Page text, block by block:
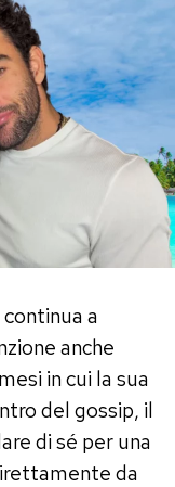
hanno mai
storia. Nei
o
vicine al
il pubblico e
del
figura
e soprattutto la
continua a
anche
in cui la sua
del gossip, il
di sé per una
da